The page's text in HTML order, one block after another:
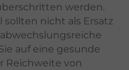
werden.
nicht als Ersatz
auf eine gesunde
Reichweite von